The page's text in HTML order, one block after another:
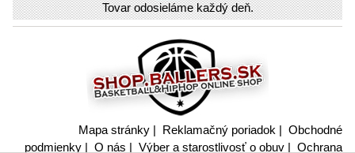
Tovar odosieláme každý deň.
Mapa stránky | Reklamačný poriadok | Obchodné
podmienky | O nás | Výber a starostlivosť o obuv | Ochrana